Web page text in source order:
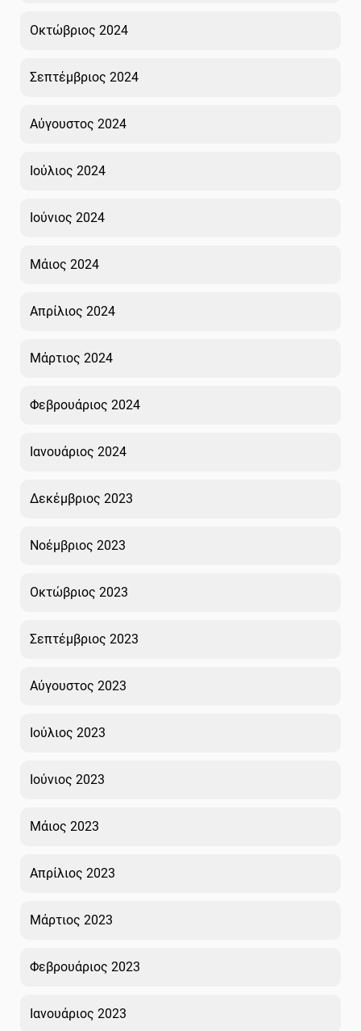
Οκτώβριος 2024
Σεπτέμβριος 2024
Αύγουστος 2024
Ιούλιος 2024
Ιούνιος 2024
Μάιος 2024
Απρίλιος 2024
Μάρτιος 2024
Φεβρουάριος 2024
Ιανουάριος 2024
Δεκέμβριος 2023
Νοέμβριος 2023
Οκτώβριος 2023
Σεπτέμβριος 2023
Αύγουστος 2023
Ιούλιος 2023
Ιούνιος 2023
Μάιος 2023
Απρίλιος 2023
Μάρτιος 2023
Φεβρουάριος 2023
Ιανουάριος 2023